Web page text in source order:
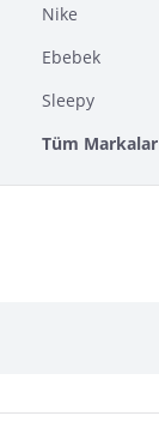
Nike
Ebebek
Sleepy
Tüm Markalar